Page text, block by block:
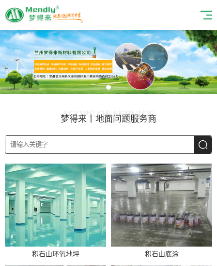
SCOPE OF SERVICE
梦得来丨地面问题服务商
积石山环氧地坪 积石山底涂